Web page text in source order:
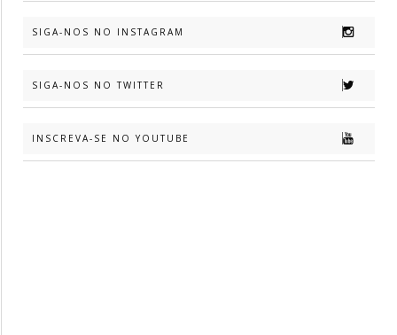
SIGA-NOS NO INSTAGRAM
SIGA-NOS NO TWITTER
INSCREVA-SE NO YOUTUBE